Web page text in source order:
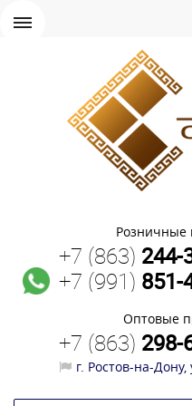
Розничные
+7 (863) 244-
+7 (991) 851-
Оптовые
+7 (863) 298-
г. Ростов-на-